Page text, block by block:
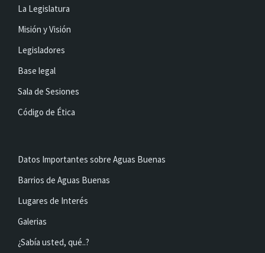
La Legislatura
Misión y Visión
Legisladores
Base legal
Sala de Sesiones
Código de Ética
Datos Importantes sobre Aguas Buenas
Barrios de Aguas Buenas
Lugares de Interés
Galerias
¿Sabía usted, qué..?